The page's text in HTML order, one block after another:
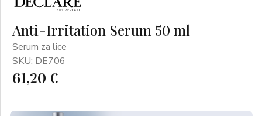
Anti-Irritation Serum 50 ml
Serum za lice
SKU: DE706
61,20 €